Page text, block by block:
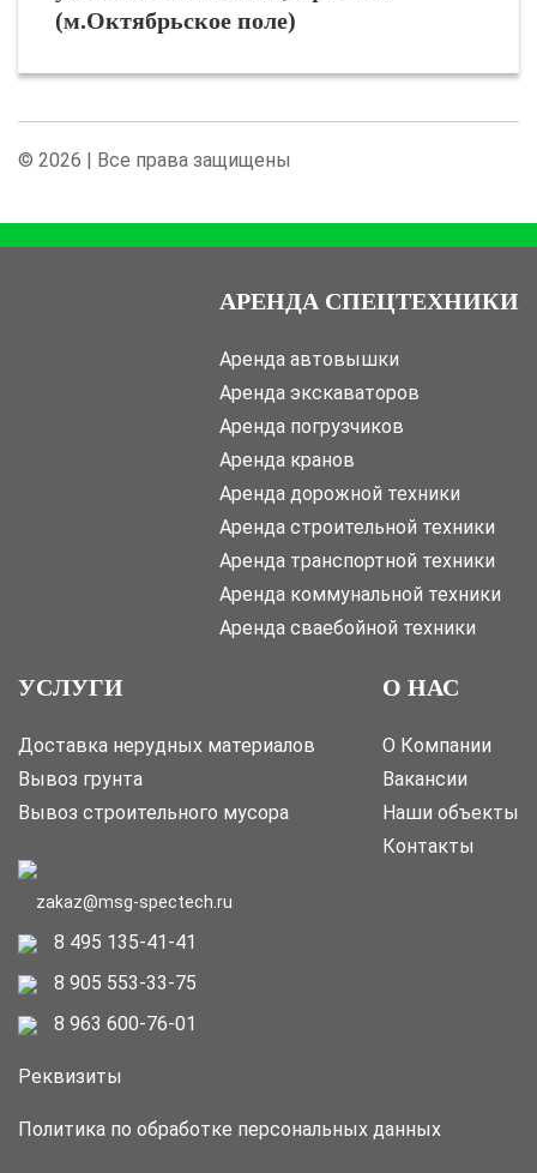
(м.Октябрьское поле)
© 2026 | Все права защищены
АРЕНДА СПЕЦТЕХНИКИ
Аренда автовышки
Аренда экскаваторов
Аренда погрузчиков
Аренда кранов
Аренда дорожной техники
Аренда строительной техники
Аренда транспортной техники
Аренда коммунальной техники
Аренда сваебойной техники
УСЛУГИ
Доставка нерудных материалов
Вывоз грунта
Вывоз строительного мусора
О НАС
О Компании
Вакансии
Наши объекты
Контакты
zakaz@msg-spectech.ru
8 495 135-41-41
8 905 553-33-75
8 963 600-76-01
Реквизиты
Политика по обработке персональных данных